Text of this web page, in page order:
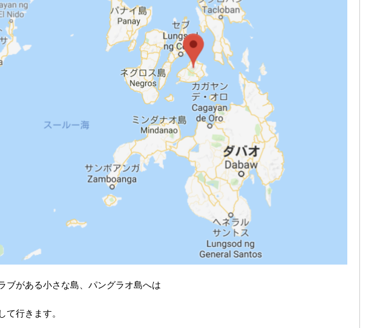
ブがある小さな島、パングラオ島へは
て行きます。